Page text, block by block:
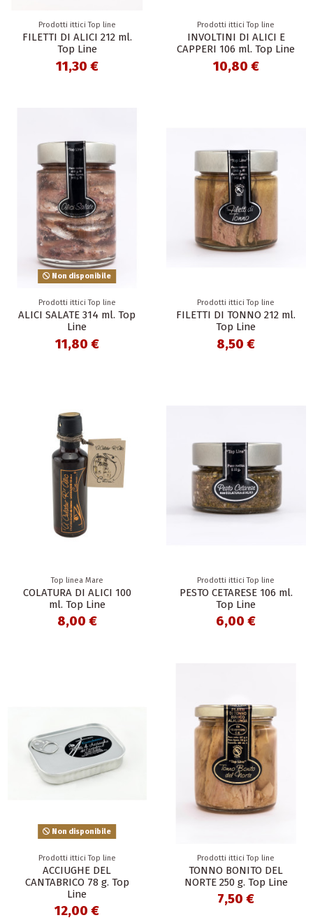
Prodotti ittici Top line
FILETTI DI ALICI 212 ml.
Top Line
11,30 €
Prodotti ittici Top line
INVOLTINI DI ALICI E
CAPPERI 106 ml. Top Line
10,80 €
Non disponibile
Prodotti ittici Top line
ALICI SALATE 314 ml. Top
Line
11,80 €
Prodotti ittici Top line
FILETTI DI TONNO 212 ml.
Top Line
8,50 €
Top linea Mare
COLATURA DI ALICI 100
ml. Top Line
8,00 €
Prodotti ittici Top line
PESTO CETARESE 106 ml.
Top Line
6,00 €
Non disponibile
Prodotti ittici Top line
ACCIUGHE DEL
CANTABRICO 78 g. Top
Line
12,00 €
Prodotti ittici Top line
TONNO BONITO DEL
NORTE 250 g. Top Line
7,50 €